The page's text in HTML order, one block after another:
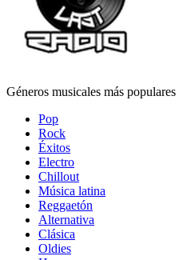
Géneros musicales más populares
Pop
Rock
Éxitos
Electro
Chillout
Música latina
Reggaetón
Alternativa
Clásica
Oldies